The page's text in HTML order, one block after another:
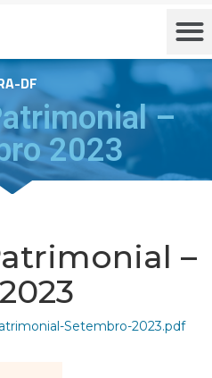
DF
–
2023
–
Setembro-2023.pdf